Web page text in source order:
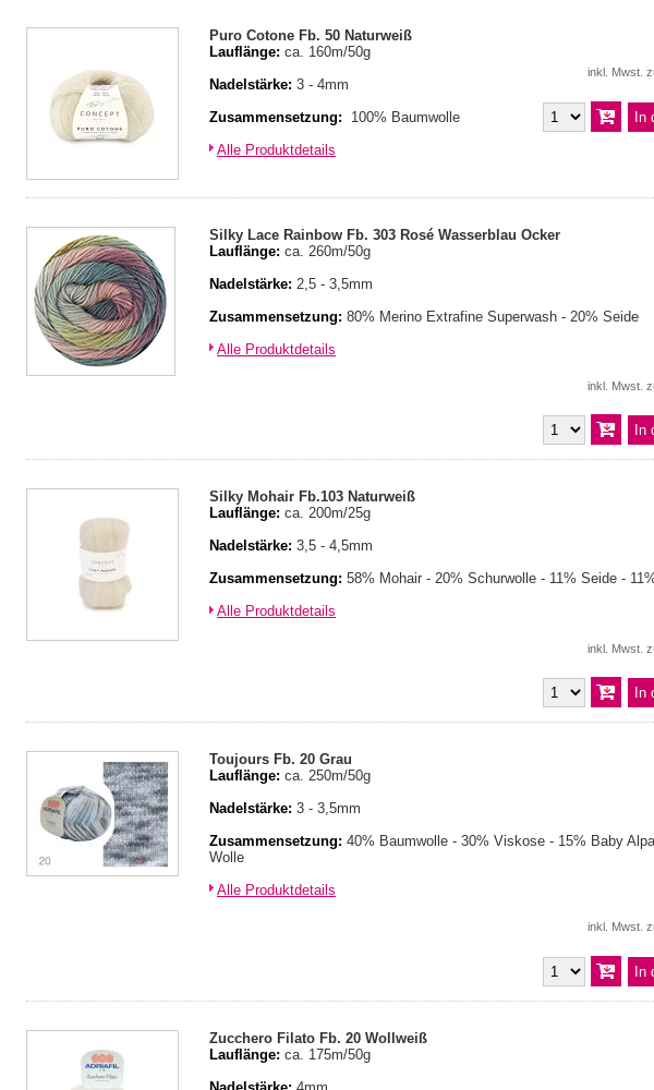
Puro Cotone Fb. 50 Naturweiß
Lauflänge: ca. 160m/50g
Nadelstärke: 3 - 4mm
Zusammensetzung:
100% Baumwolle
Alle Produktdetails
inkl. Mwst.
Silky Lace Rainbow Fb. 303 Rosé Wasserblau Ocker
Lauflänge: ca. 260m/50g
Nadelstärke: 2,5 - 3,5mm
Zusammensetzung: 80% Merino Extrafine Superwash - 20% Seide
Alle Produktdetails
inkl. Mwst.
Silky Mohair Fb.103 Naturweiß
Lauflänge: ca. 200m/25g
Nadelstärke: 3,5 - 4,5mm
Zusammensetzung: 58% Mohair - 20% Schurwolle - 11% Seide -
Alle Produktdetails
inkl. Mwst.
Toujours Fb. 20 Grau
Lauflänge: ca. 250m/50g
Nadelstärke: 3 - 3,5mm
Zusammensetzung: 40% Baumwolle - 30% Viskose - 15% Baby
Wolle
Alle Produktdetails
inkl. Mwst.
Zucchero Filato Fb. 20 Wollweiß
Lauflänge: ca. 175m/50g